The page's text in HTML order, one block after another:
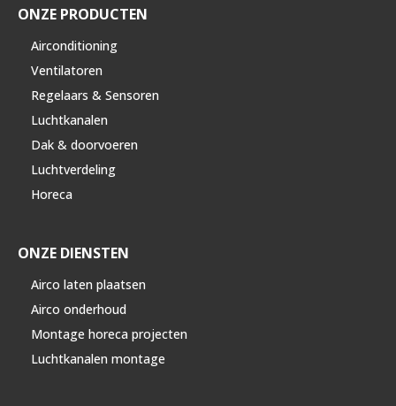
ONZE PRODUCTEN
Airconditioning
Ventilatoren
Regelaars & Sensoren
Luchtkanalen
Dak & doorvoeren
Luchtverdeling
Horeca
ONZE DIENSTEN
Airco laten plaatsen
Airco onderhoud
Montage horeca projecten
Luchtkanalen montage